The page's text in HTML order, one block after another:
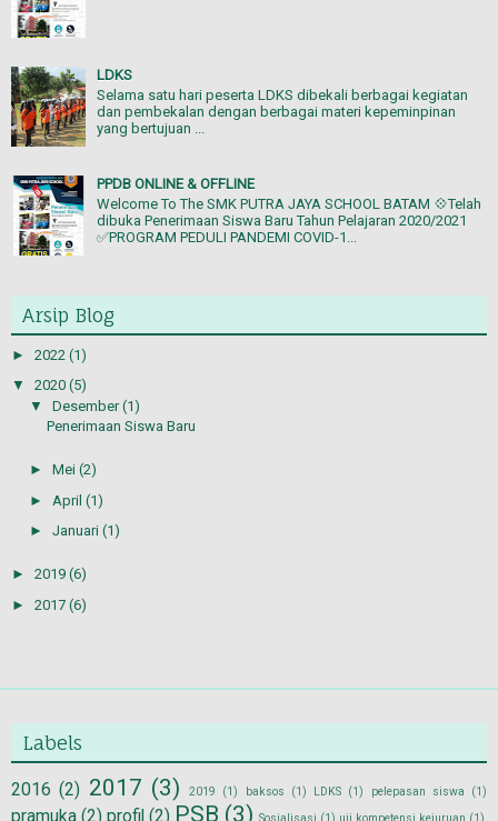
LDKS
Selama satu hari peserta LDKS dibekali berbagai kegiatan
dan pembekalan dengan berbagai materi kepeminpinan
yang bertujuan ...
PPDB ONLINE & OFFLINE
Welcome To The SMK PUTRA JAYA SCHOOL BATAM 💠Telah
dibuka Penerimaan Siswa Baru Tahun Pelajaran 2020/2021
✅PROGRAM PEDULI PANDEMI COVID-1...
Arsip Blog
► 2022 (1)
▼ 2020 (5)
▼ Desember(1)
Penerimaan Siswa Baru
► Mei (2)
► April (1)
► Januari (1)
► 2019 (6)
► 2017 (6)
Labels
2016 (2) 2017 (3) 2019 (1) baksos (1) LDKS (1) pelepasan siswa (1)
pramuka (2) profil (2) PSB (3) Sosialisasi (1) uji kompetensi kejuruan (1)